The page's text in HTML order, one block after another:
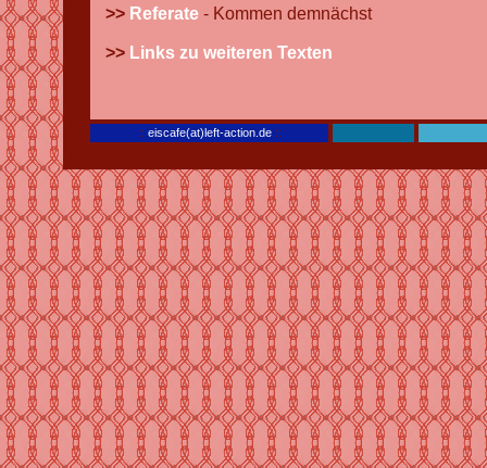
>> Referate - Kommen demnächst
>> Links zu weiteren Texten
:: eiscafe(at)left-action.de::